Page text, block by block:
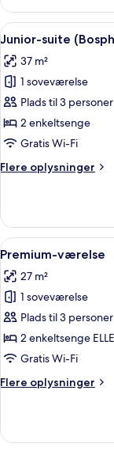
værelse
(Bosphorus
View)
Indlæs
alle
billeder
af
Junior-
suite
(Bosphorus
9
Junior-suite
37 m²
1 soveværelse
Plads til 3 personer
2 enkeltsenge
Gratis Wi-Fi
Flere oplysninger
Flere
suite
(Bosphorus
View)
Indlæs
alle
billeder
af
Premium-
værelse
6
Premium-værelse
27 m²
1 soveværelse
Plads til 3 personer
2 enkeltsenge
Gratis Wi-Fi
Flere oplysninger
Flere
værelse